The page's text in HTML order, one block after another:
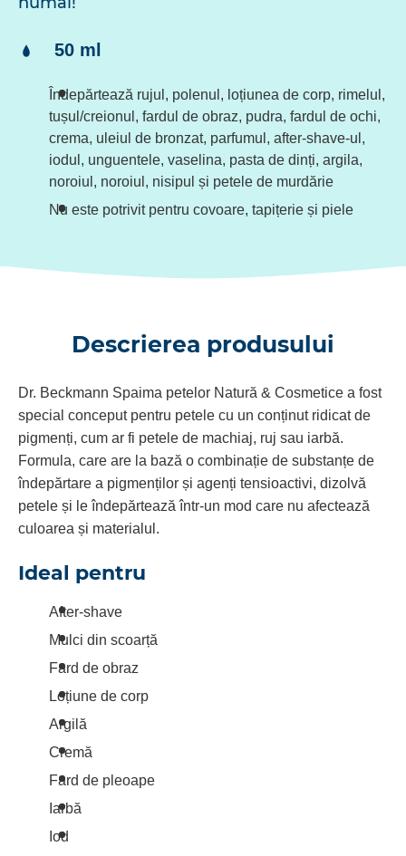
Conţinut:
50 ml
Îndepărtează rujul, polenul, loțiunea de corp, rimelul,
tușul/creionul, fardul de obraz, pudra, fardul de ochi,
crema, uleiul de bronzat, parfumul, after-shave-ul,
iodul, unguentele, vaselina, pasta de dinți, argila,
noroiul, noroiul, nisipul și petele de murdărie
Nu este potrivit pentru covoare, tapițerie și piele
Descrierea produsului
Dr. Beckmann Spaima petelor Natură & Cosmetice a fost
special conceput pentru petele cu un conținut ridicat de
pigmenți, cum ar fi petele de machiaj, ruj sau iarbă.
Formula, care are la bază o combinație de substanțe de
îndepărtare a pigmenților și agenți tensioactivi, dizolvă
petele și le îndepărtează într-un mod care nu afectează
culoarea și materialul.
Ideal pentru
After-shave
Mulci din scoarță
Fard de obraz
Loțiune de corp
Argilă
Cremă
Fard de pleoape
Iarbă
Iod